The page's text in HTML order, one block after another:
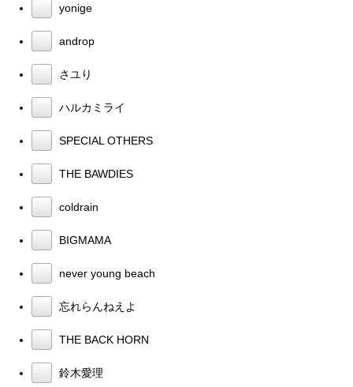
yonige
androp
さユり
ハルカミライ
SPECIAL OTHERS
THE BAWDIES
coldrain
BIGMAMA
never young beach
忘れらんねえよ
THE BACK HORN
鈴木愛理